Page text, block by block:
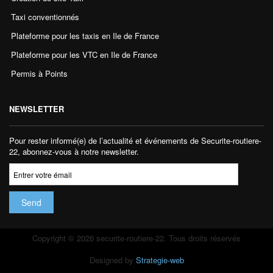
Taxi conventionnés
Plateforme pour les taxis en Ile de France
Plateforme pour les VTC en Ile de France
Permis à Points
NEWSLETTER
Pour rester informé(e) de l’actualité et événements de Securite-routiere-
22, abonnez-vous à notre newsletter.
Copyright © 2026 securite-routiere-22. Tous droits réservés
Designed by Strategie-web